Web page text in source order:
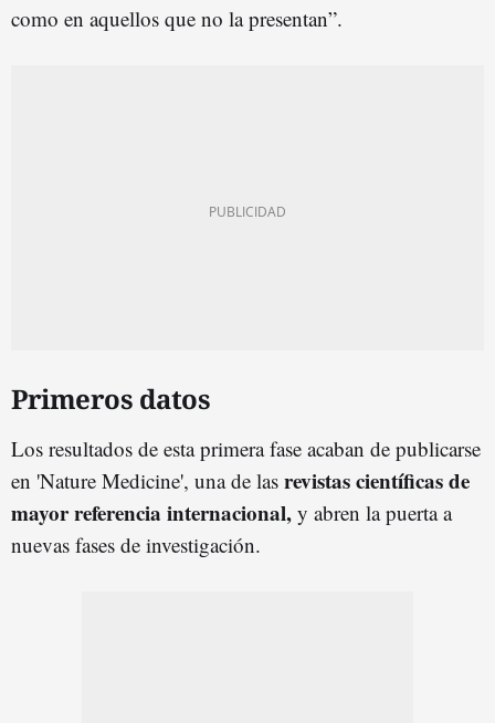
como en aquellos que no la presentan”.
Primeros datos
Los resultados de esta primera fase acaban de publicarse
en 'Nature Medicine', una de las revistas científicas de
mayor referencia internacional, y abren la puerta a
nuevas fases de investigación.